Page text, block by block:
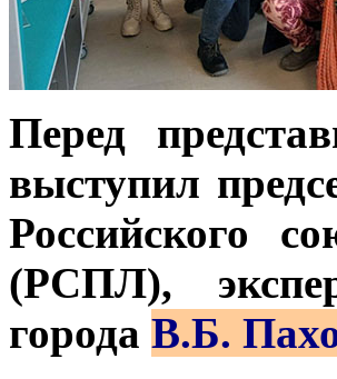
Перед
выступил
Российского
(РСПЛ),
города В.Б.